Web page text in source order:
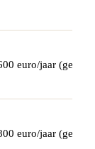
euro/jaar
euro/jaar